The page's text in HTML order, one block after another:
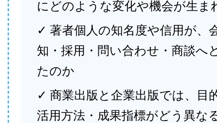
にどのような変化や機会が生ま
✓ 著者個人の知名度や信用が、
知・採用・問い合わせ・商談へ
たのか
✓ 商業出版と企業出版では、目
活用方法・成果指標がどう異な